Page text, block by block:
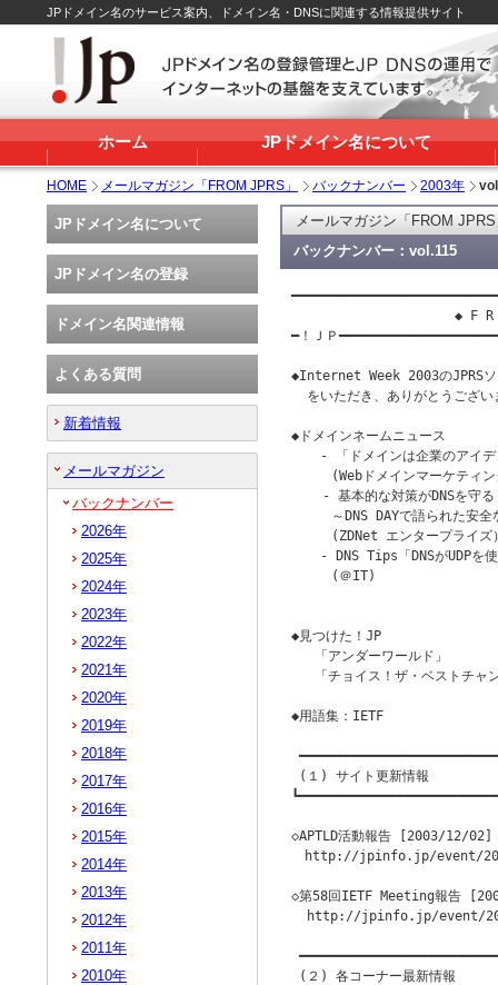
JPドメイン名のサービス案内、ドメイン名・DNSに関連する情報提供サイト
ホーム JPドメイン名について
HOME メールマガジン「FROM JPRS」 バックナンバー 2003年
メールマガジン「FROM
バックナンバー：vol.115
━！ＪＰ
◆Internet Week 2003のJPRSソ
をいただき、ありがとうござい
◆ドメインネームニュース
- 「ドメインは企業のアイデ
(Webドメインマーケティ
- 基本的な対策がDNSを守
～DNS DAYで語られた安全な
(ZDNet エンタープライズ
- DNS Tips「DNSがUDPを使
(＠IT)
◆見つけた！JP
   「アンダーワールド」
「チョイス！ザ・ベストチャ
◆用語集：IETF
(１) サイト更新情報
◇APTLD活動報告 [2003/12/
http://jpinfo.jp/event/
◇第58回IETF Meeting報告
http://jpinfo.jp/event/
(２) 各コーナー最新情報
JPドメイン名について
JPドメイン名の登録
ドメイン名関連情報
よくある質問
新着情報
メールマガジン
バックナンバー
2026年
2025年
2024年
2023年
2022年
2021年
2020年
2019年
2018年
2017年
2016年
2015年
2014年
2013年
2012年
2011年
2010年